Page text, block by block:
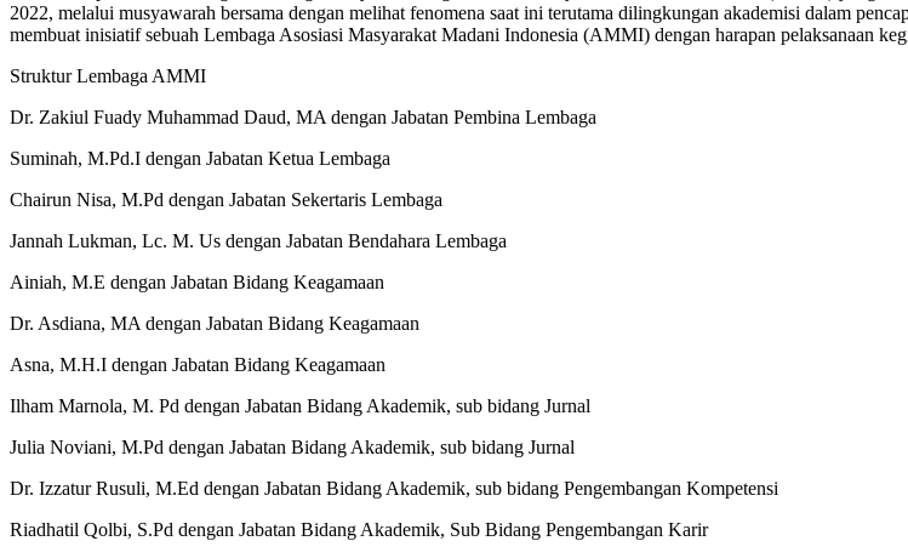
2022, melalui musyawarah bersama dengan melihat fenomena saat ini terutama dilingkungan akademisi dalam
membuat inisiatif sebuah Lembaga Asosiasi Masyarakat Madani Indonesia (AMMI) dengan harapan pelaksanaan
Struktur Lembaga AMMI
Dr. Zakiul Fuady Muhammad Daud, MA dengan Jabatan Pembina Lembaga
Suminah, M.Pd.I dengan Jabatan Ketua Lembaga
Chairun Nisa, M.Pd dengan Jabatan Sekertaris Lembaga
Jannah Lukman, Lc. M. Us dengan Jabatan Bendahara Lembaga
Ainiah, M.E dengan Jabatan Bidang Keagamaan
Dr. Asdiana, MA dengan Jabatan Bidang Keagamaan
Asna, M.H.I dengan Jabatan Bidang Keagamaan
Ilham Marnola, M. Pd dengan Jabatan Bidang Akademik, sub bidang Jurnal
Julia Noviani, M.Pd dengan Jabatan Bidang Akademik, sub bidang Jurnal
Dr. Izzatur Rusuli, M.Ed dengan Jabatan Bidang Akademik, sub bidang Pengembangan Kompetensi
Riadhatil Qolbi, S.Pd dengan Jabatan Bidang Akademik, Sub Bidang Pengembangan Karir